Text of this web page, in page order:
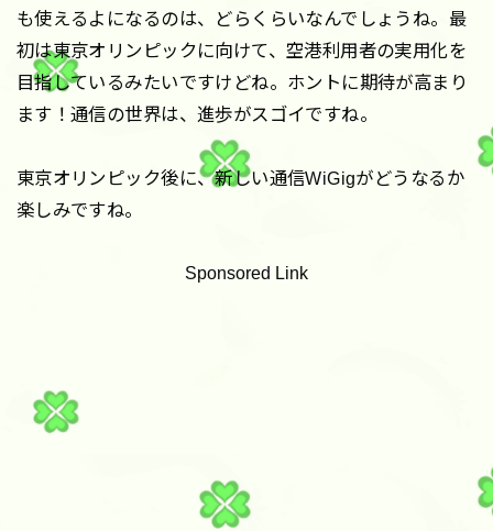
も使えるよになるのは、どらくらいなんでしょうね。最
初は東京オリンピックに向けて、空港利用者の実用化を
目指しているみたいですけどね。ホントに期待が高まり
ます！通信の世界は、進歩がスゴイですね。
東京オリンピック後に、新しい通信WiGigがどうなるか
楽しみですね。
Sponsored Link